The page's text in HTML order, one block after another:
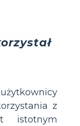
z
istotnym